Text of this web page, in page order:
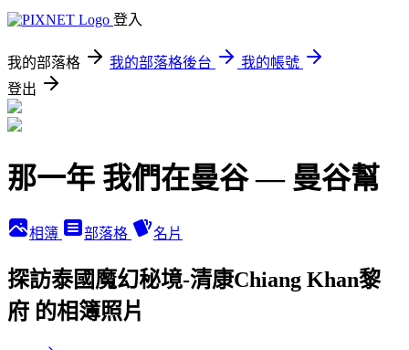
登入
我的部落格 我的部落格後台
我的帳號
登出
那一年 我們在曼谷 — 曼谷幫
相簿 部落格 名片
探訪泰國魔幻秘境-清康Chiang Khan黎
府 的相簿照片